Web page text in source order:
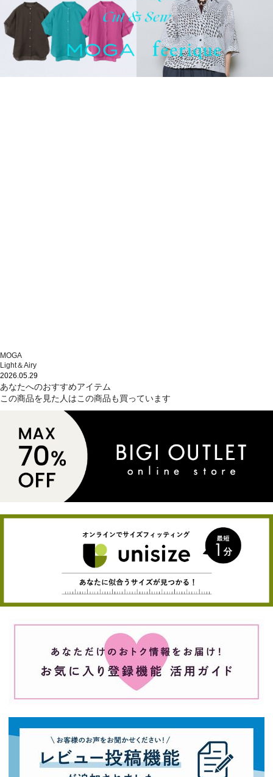
MOGA
Light＆Airy
2026.05.29
あなたへのおすすめアイテム
この商品を見た人はこの商品も買っています